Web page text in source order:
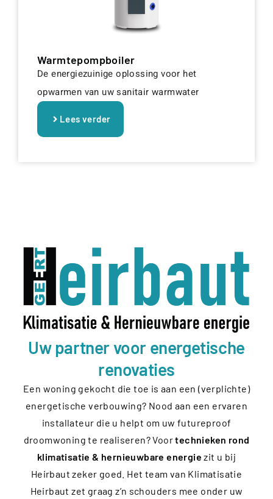
Warmtepompboiler
De energiezuinige oplossing voor het
opwarmen van uw sanitair warmwater
Lees verder
Uw partner voor energetische
renovaties
Een woning gekocht die toe is aan een (verplichte)
energetische verbouwing? Nood aan een ervaren
installateur die u helpt om uw futureproof
droomwoning te realiseren? Voortechnieken rond
klimatisatie & hernieuwbare energiezit u bij
Heirbaut zeker goed. Het team van Klimatisatie
Heirbaut zet graag z’n schouders mee onder uw